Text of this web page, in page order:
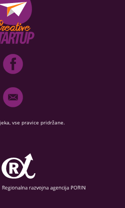
vse pravice pridržane.